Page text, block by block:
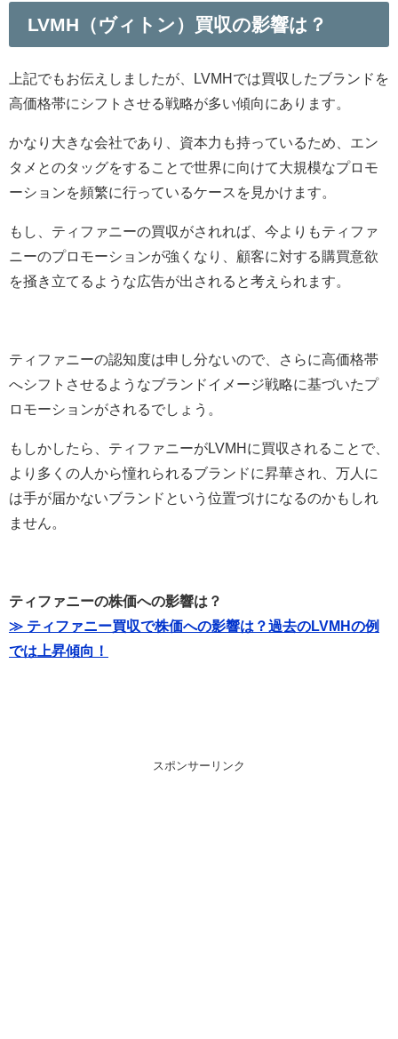
LVMH（ヴィトン）買収の影響は？
上記でもお伝えしましたが、LVMHでは買収したブランドを
高価格帯にシフトさせる戦略が多い傾向にあります。
かなり大きな会社であり、資本力も持っているため、エン
タメとのタッグをすることで世界に向けて大規模なプロモ
ーションを頻繁に行っているケースを見かけます。
もし、ティファニーの買収がされれば、今よりもティファ
ニーのプロモーションが強くなり、顧客に対する購買意欲
を掻き立てるような広告が出されると考えられます。
ティファニーの認知度は申し分ないので、さらに高価格帯
へシフトさせるようなブランドイメージ戦略に基づいたプ
ロモーションがされるでしょう。
もしかしたら、ティファニーがLVMHに買収されることで、
より多くの人から憧れられるブランドに昇華され、万人に
は手が届かないブランドという位置づけになるのかもしれ
ません。
ティファニーの株価への影響は？
≫ ティファニー買収で株価への影響は？過去のLVMHの例
では上昇傾向！
スポンサーリンク